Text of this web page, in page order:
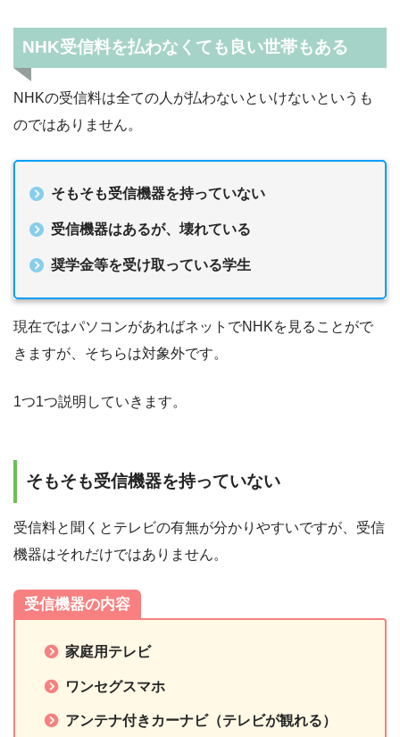
NHK受信料を払わなくても良い世帯もある
NHKの受信料は全ての人が払わないといけないというも
のではありません。
そもそも受信機器を持っていない
受信機器はあるが、壊れている
奨学金等を受け取っている学生
現在ではパソコンがあればネットでNHKを見ることがで
きますが、そちらは対象外です。
1つ1つ説明していきます。
そもそも受信機器を持っていない
受信料と聞くとテレビの有無が分かりやすいですが、受信
機器はそれだけではありません。
受信機器の内容
家庭用テレビ
ワンセグスマホ
アンテナ付きカーナビ（テレビが観れる）